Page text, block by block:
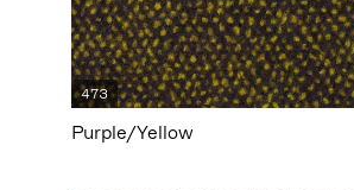
473
Purple/Yellow